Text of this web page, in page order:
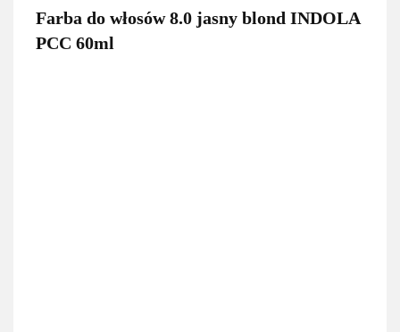
Zgody cookies
Farba do włosów 8.0 jasny blond INDOLA
PCC 60ml